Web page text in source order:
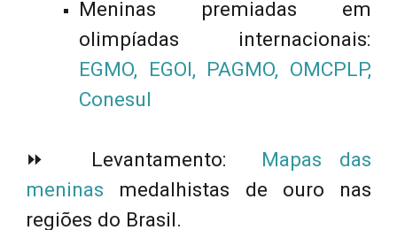
Meninas premiadas em
olimpíadas internacionais:
EGMO, EGOI, PAGMO, OMCPLP,
Conesul
⏩ Levantamento: Mapas das
meninas
medalhistas de ouro nas
regiões do Brasil.